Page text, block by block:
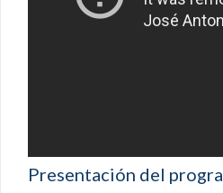
Presentación del